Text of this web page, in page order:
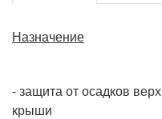
Назначение
- защита от осадков
крыши